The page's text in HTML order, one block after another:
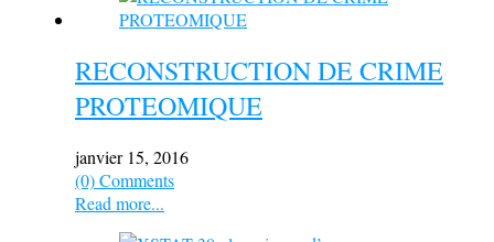
RECONSTRUCTION DE CRIME
PROTEOMIQUE
janvier 15, 2016
(0) Comments
Read more...